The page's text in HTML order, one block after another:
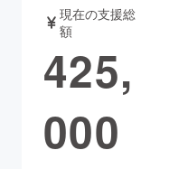
音楽
ゲーム・サ
現在の支援総
額
425,
000